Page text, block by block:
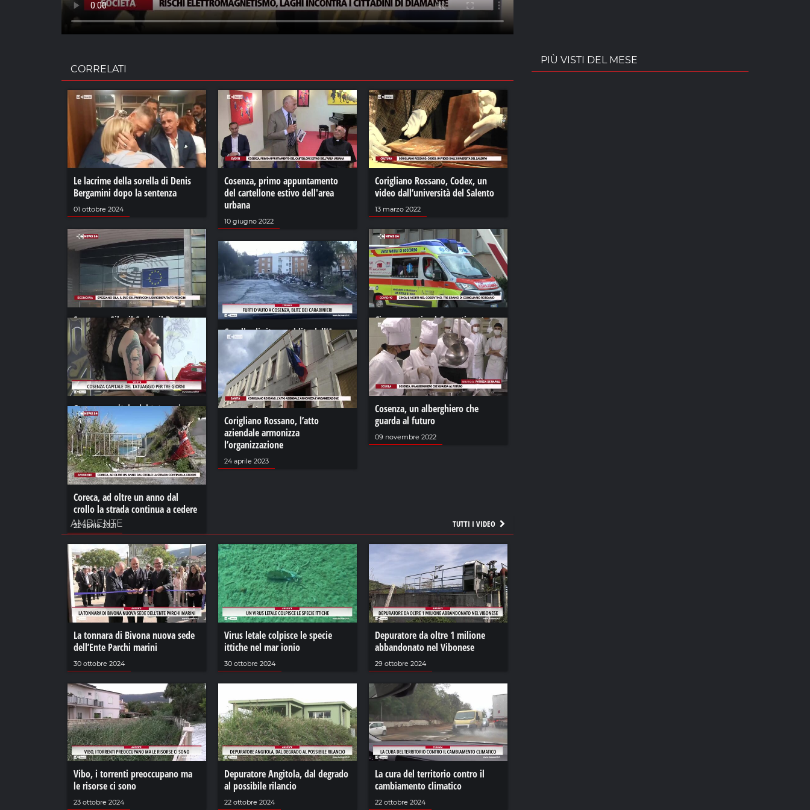
CORRELATI
Le lacrime della sorella di Denis
Bergamini dopo la sentenza
01 ottobre 2024
Cosenza, primo appuntamento
del cartellone estivo dell'area
urbana
10 giugno 2022
Corigliano Rossano, Codex, un
video dall’università del Salento
13 marzo 2022
Spezzano Sila, il Sud e il Pnrr con
l’eurodeputato Pedicini
21 novembre 2021
Cinque morti nel Cosentino, tre
erano di Corigliano-Rossano
02 aprile 2021
Cavallo di ritorno, blitz dell’Arma
in via degli Stadi a Cosenza
17 ottobre 2024
Cosenza capitale del tatuaggio per
tre giorni
25 maggio 2024
Cosenza, un alberghiero che
guarda al futuro
09 novembre 2022
Corigliano Rossano, l’atto
aziendale armonizza
l’organizzazione
24 aprile 2023
Coreca, ad oltre un anno dal
crollo la strada continua a cedere
22 aprile 2021 TUTTI I VIDEO
AMBIENTE
La tonnara di Bivona nuova sede
dell’Ente Parchi marini
30 ottobre 2024
Virus letale colpisce le specie
ittiche nel mar ionio
30 ottobre 2024
Depuratore da oltre 1 milione
abbandonato nel Vibonese
29 ottobre 2024
Vibo, i torrenti preoccupano ma
le risorse ci sono
23 ottobre 2024
Depuratore Angitola, dal degrado
al possibile rilancio
22 ottobre 2024
La cura del territorio contro il
cambiamento climatico
22 ottobre 2024
PIÙ VISTI DEL MESE